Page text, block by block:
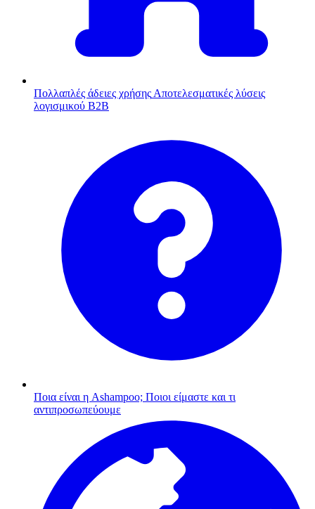
Πολλαπλές άδειες χρήσης Αποτελεσματικές λύσεις
λογισμικού B2B
Ποια είναι η Ashampoo; Ποιοι είμαστε και τι
αντιπροσωπεύουμε